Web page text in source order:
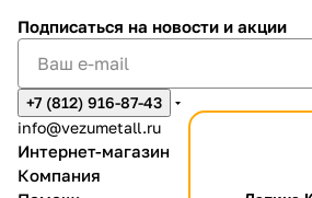
Подписаться на новости и акции
+7 (812) 916-87-43
info@vezumetall.ru
Интернет-магазин
Компания